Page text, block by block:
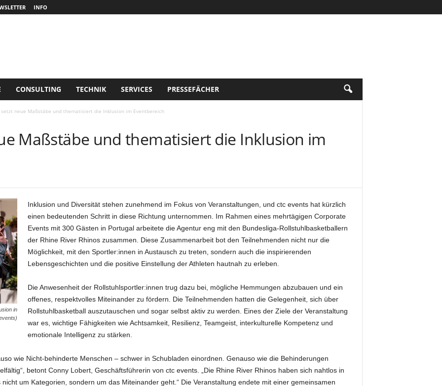
INFO
CONSULTING TECHNIK SERVICES PRESSEFÄCHER
neue Maßstäbe und thematisiert die Inklusion im Eventbereich
Maßstäbe und thematisiert die Inklusion im
in
Inklusion und Diversität stehen zunehmend im Fokus von Veranstaltungen, und ctc events hat kürzlich
einen bedeutenden Schritt in diese Richtung unternommen. Im Rahmen eines mehrtägigen Corporate
Events mit 300 Gästen in Portugal arbeitete die Agentur eng mit den Bundesliga-Rollstuhlbasketballern
der Rhine River Rhinos zusammen. Diese Zusammenarbeit bot den Teilnehmenden nicht nur die
Möglichkeit, mit den Sportler:innen in Austausch zu treten, sondern auch die inspirierenden
Lebensgeschichten und die positive Einstellung der Athleten hautnah zu erleben.
Die Anwesenheit der Rollstuhlsportler:innen trug dazu bei, mögliche Hemmungen abzubauen und ein
offenes, respektvolles Miteinander zu fördern. Die Teilnehmenden hatten die Gelegenheit, sich über
Rollstuhlbasketball auszutauschen und sogar selbst aktiv zu werden. Eines der Ziele der Veranstaltung
war es, wichtige Fähigkeiten wie Achtsamkeit, Resilienz, Teamgeist, interkulturelle Kompetenz und
emotionale Intelligenz zu stärken.
wie Nicht-behinderte Menschen – schwer in Schubladen einordnen. Genauso wie die Behinderungen
betont Conny Lobert, Geschäftsführerin von ctc events. „Die Rhine River Rhinos haben sich nahtlos in
um Kategorien, sondern um das Miteinander geht.“ Die Veranstaltung endete mit einer gemeinsamen